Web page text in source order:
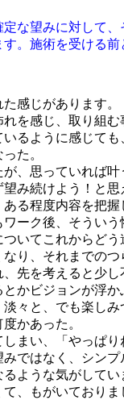
な望みに対して
。施術を受ける
感じがあります。
を感じ、取り組
るように感じて
た。
、思っていれば
み続けよう！と思
る程度内容を把
ーク後、そうい
いてこれからど
り、それまでの
先を考えると少
かビジョンが浮
々と、でも楽し
かあった。
まい、「やっぱ
ではなく、シン
ような気がして
、もがいており